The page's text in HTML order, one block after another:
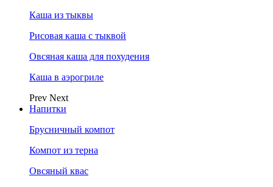
Каша из тыквы
Рисовая каша с тыквой
Овсяная каша для похудения
Каша в аэрогриле
Prev Next
Напитки
Брусничный компот
Компот из терна
Овсяный квас